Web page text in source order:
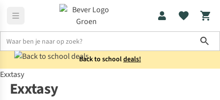
Back to schooldeals!
Merken
Exxtasy
Exxtasy